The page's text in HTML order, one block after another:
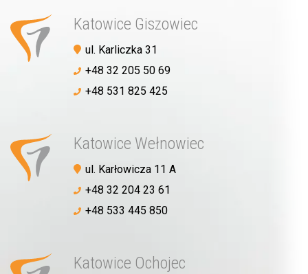
Katowice Giszowiec
ul. Karliczka 31
+48 32 205 50 69
+48 531 825 425
Katowice Wełnowiec
ul. Karłowicza 11 A
+48 32 204 23 61
+48 533 445 850
Katowice Ochojec